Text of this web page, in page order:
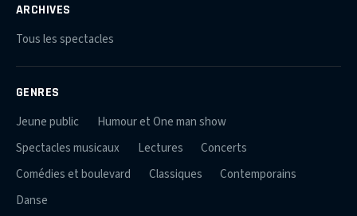
ARCHIVES
Tous les spectacles
GENRES
Jeune public
Humour et One man show
Spectacles musicaux
Lectures
Concerts
Comédies et boulevard
Classiques
Contemporains
Danse